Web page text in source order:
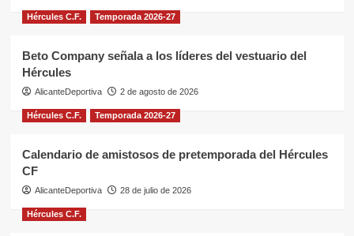
Hércules C.F. Temporada 2026-27
Beto Company señala a los líderes del vestuario del
Hércules
AlicanteDeportiva 2 de agosto de 2026
Hércules C.F. Temporada 2026-27
Calendario de amistosos de pretemporada del Hércules
CF
AlicanteDeportiva 28 de julio de 2026
Hércules C.F.